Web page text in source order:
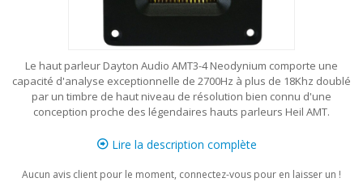
Le haut parleur Dayton Audio AMT3-4 Neodynium comporte une
capacité d'analyse exceptionnelle de 2700Hz à plus de 18Khz doublé
par un timbre de haut niveau de résolution bien connu d'une
conception proche des légendaires hauts parleurs Heil AMT.
Lire la description complète
Aucun avis client pour le moment, connectez-vous pour en laisser un !